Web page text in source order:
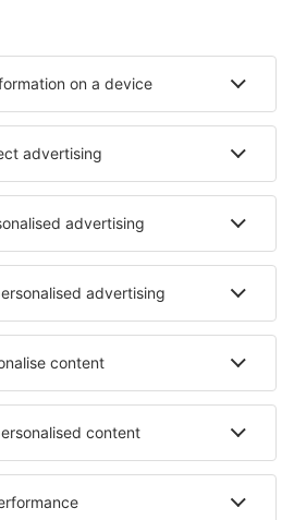
Unterkunft in Potsdam
Unterkunft in Freiburg im Breisgau
Städte
Unterkunft in Saint-Florent
Unterkunft in Frimley
Unterkunft in Réville